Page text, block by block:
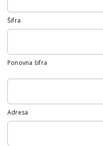
Šifra
Ponovna šifra
Adresa